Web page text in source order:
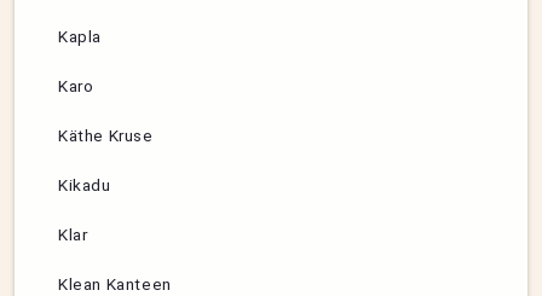
Kapla
Karo
Käthe Kruse
Kikadu
Klar
Klean Kanteen